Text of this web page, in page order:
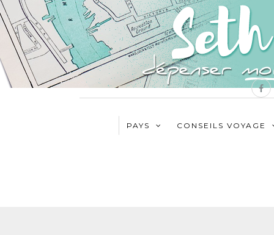
PAYS CONSEILS VOYAGE